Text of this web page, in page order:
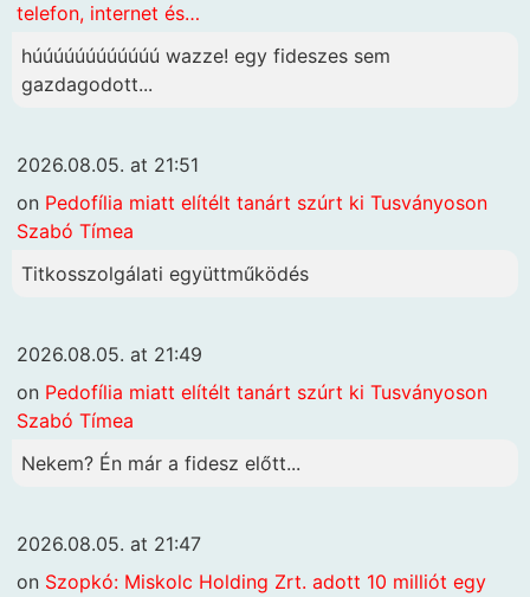
telefon, internet és…
húúúúúúúúúúúú wazze! egy fideszes sem
gazdagodott...
2026.08.05. at 21:51
on Pedofília miatt elítélt tanárt szúrt ki Tusványoson
Szabó Tímea
Titkosszolgálati együttműködés
2026.08.05. at 21:49
on Pedofília miatt elítélt tanárt szúrt ki Tusványoson
Szabó Tímea
Nekem? Én már a fidesz előtt...
2026.08.05. at 21:47
on Szopkó: Miskolc Holding Zrt. adott 10 milliót egy